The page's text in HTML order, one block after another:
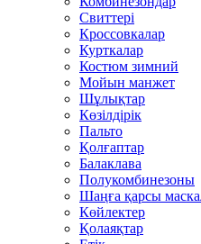
Свиттері
Кроссовкалар
Курткалар
Костюм зимний
Мойын манжет
Шұлықтар
Көзілдірік
Пальто
Қолғаптар
Балаклава
Полукомбинезоны
Шаңға қарсы
Көйлектер
Қолаяқтар